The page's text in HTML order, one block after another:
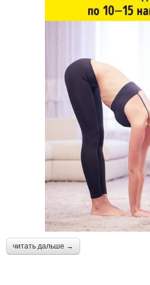
читать дальше →